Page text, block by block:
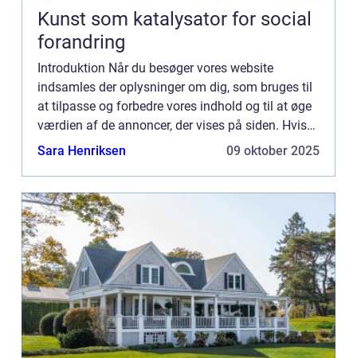
Kunst som katalysator for social
forandring
Introduktion Når du besøger vores website
indsamles der oplysninger om dig, som bruges til
at tilpasse og forbedre vores indhold og til at øge
værdien af de annoncer, der vises på siden. Hvis
du ikke ønsker, at der indsamles oplysninger, bør
Sara Henriksen 09 oktober 2025